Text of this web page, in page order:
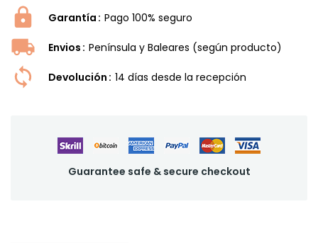
Garantía Pago 100% seguro
Envios Península y Baleares (según producto)
Devolución 14 dí­as desde la recepción
Guarantee safe & secure checkout